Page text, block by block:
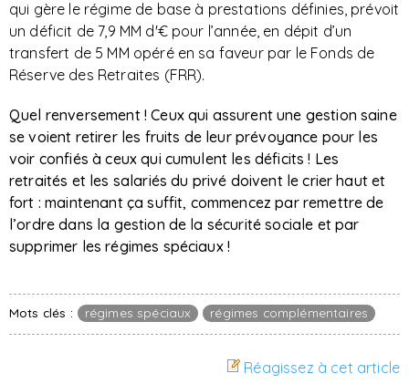
qui gère le régime de base à prestations définies, prévoit
un déficit de 7,9 MM d'€ pour l’année, en dépit d’un
transfert de 5 MM opéré en sa faveur par le Fonds de
Réserve des Retraites (FRR).
Quel renversement ! Ceux qui assurent une gestion saine
se voient retirer les fruits de leur prévoyance pour les
voir confiés à ceux qui cumulent les déficits ! Les
retraités et les salariés du privé doivent le crier haut et
fort : maintenant ça suffit, commencez par remettre de
l’ordre dans la gestion de la sécurité sociale et par
supprimer les régimes spéciaux !
Mots clés : régimes spéciaux régimes complémentaires
Réagissez à cet article